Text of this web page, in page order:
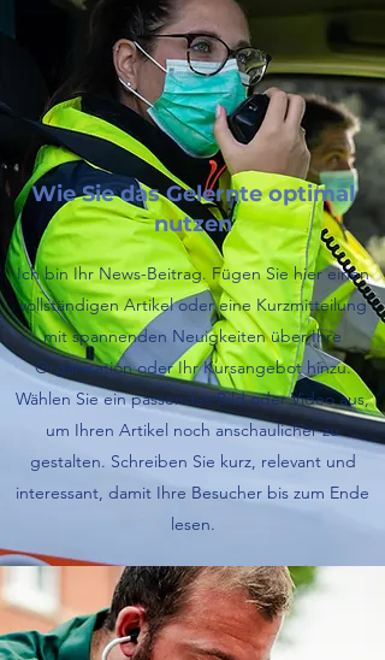
Wie Sie das Gelernte optimal
nutzen
Ich bin Ihr News-Beitrag. Fügen Sie hier einen
vollständigen Artikel oder eine Kurzmitteilung
mit spannenden Neuigkeiten über Ihre
Organisation oder Ihr Kursangebot hinzu.
Wählen Sie ein passendes Bild oder Video aus,
um Ihren Artikel noch anschaulicher zu
gestalten. Schreiben Sie kurz, relevant und
interessant, damit Ihre Besucher bis zum Ende
lesen.